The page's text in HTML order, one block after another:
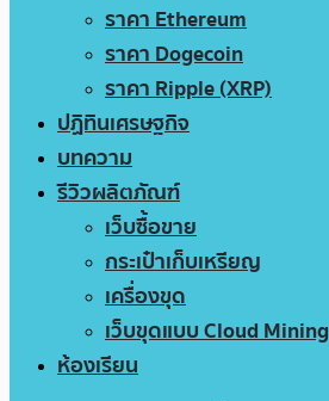
ราคา Ethereum
ราคา Dogecoin
ราคา Ripple (XRP)
ปฏิทินเศรษฐกิจ
บทความ
รีวิวผลิตภัณฑ์
เว็บซื้อขาย
กระเป๋าเก็บเหรียญ
เครื่องขุด
เว็บขุดแบบ Cloud Mining
ห้องเรียน